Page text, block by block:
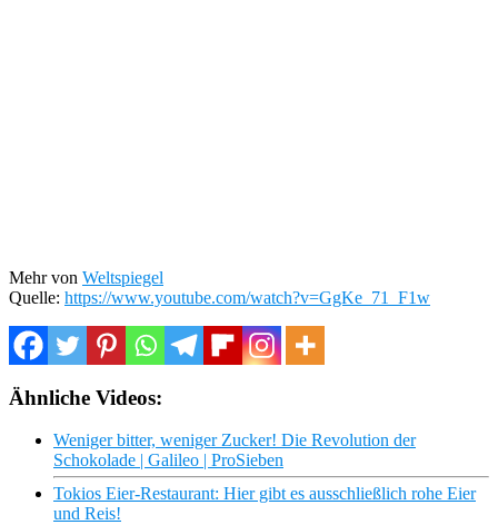
Mehr von Weltspiegel
Quelle: https://www.youtube.com/watch?v=GgKe_71_F1w
Ähnliche Videos:
Weniger bitter, weniger Zucker! Die Revolution der
Schokolade | Galileo | ProSieben
Tokios Eier-Restaurant: Hier gibt es ausschließlich rohe Eier
und Reis!